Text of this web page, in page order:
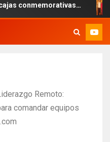
Remoto:
comandar equipos